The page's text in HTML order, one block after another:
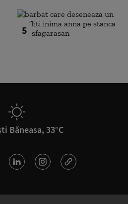
5
Băneasa, 33°C